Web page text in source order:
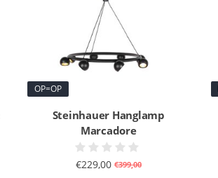
OP=OP
Steinhauer Hanglamp
Marcadore
€229,00 €399,00